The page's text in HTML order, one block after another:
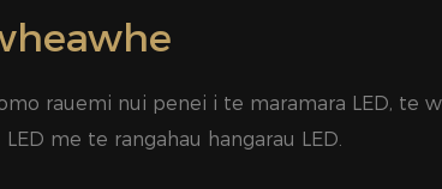
rauemi nui penei i te maramara LED, te
me te rangahau hangarau LED.